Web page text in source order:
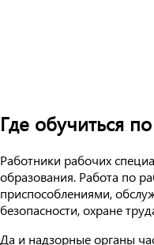
Где обучиться
Работники рабочих
образования. Работа по
приспособлениями,
безопасности, охране
Да и надзорные органы